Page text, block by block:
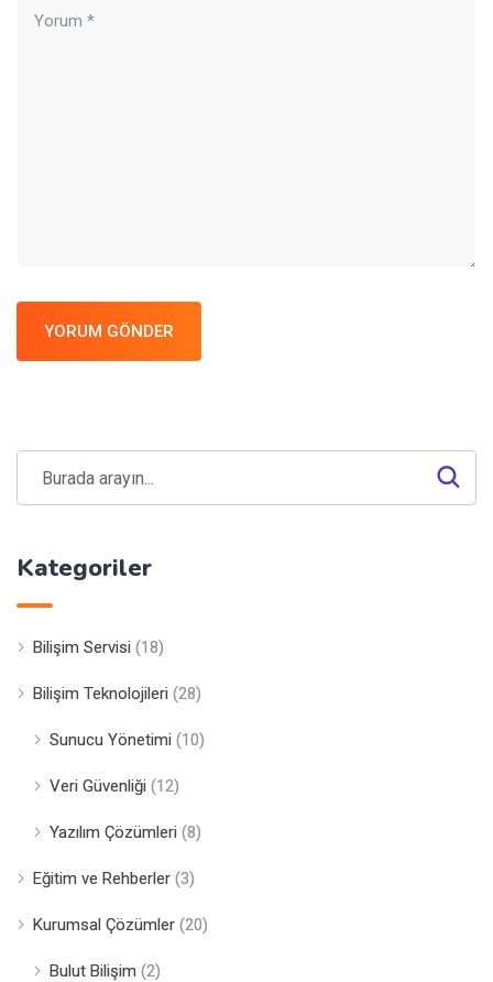
YORUM GÖNDER
Kategoriler
Bilişim Servisi (18)
Bilişim Teknolojileri (28)
Sunucu Yönetimi (10)
Veri Güvenliği (12)
Yazılım Çözümleri (8)
Eğitim ve Rehberler (3)
Kurumsal Çözümler (20)
Bulut Bilişim (2)